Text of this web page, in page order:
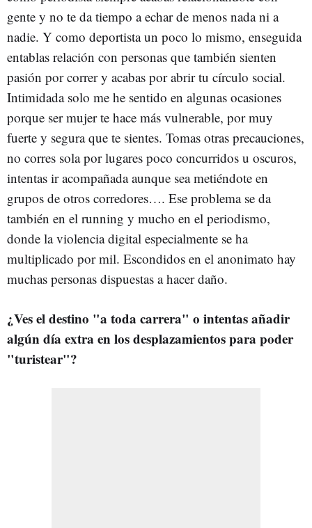
gente y no te da tiempo a echar de menos nada ni a
nadie. Y como deportista un poco lo mismo, enseguida
entablas relación con personas que también sienten
pasión por correr y acabas por abrir tu círculo social.
Intimidada solo me he sentido en algunas ocasiones
porque ser mujer te hace más vulnerable, por muy
fuerte y segura que te sientes. Tomas otras precauciones,
no corres sola por lugares poco concurridos u oscuros,
intentas ir acompañada aunque sea metiéndote en
grupos de otros corredores…. Ese problema se da
también en el running y mucho en el periodismo,
donde la violencia digital especialmente se ha
multiplicado por mil. Escondidos en el anonimato hay
muchas personas dispuestas a hacer daño.
¿Ves el destino "a toda carrera" o intentas añadir
algún día extra en los desplazamientos para poder
"turistear"?